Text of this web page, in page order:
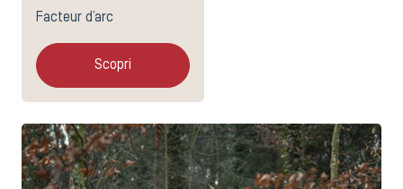
Facteur d’arc
Scopri